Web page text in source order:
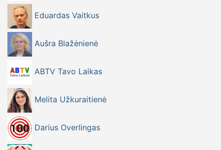
Eduardas Vaitkus
Aušra Blažėnienė
ABTV Tavo Laikas
Melita Užkuraitienė
Darius Overlingas